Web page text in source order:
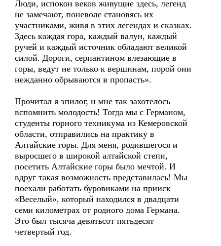
Люди, испокон веков живущие здесь, легенд
не замечают, поневоле становясь их
участниками, живя в этих легендах и сказках.
Здесь каждая гора, каждый валун, каждый
ручей и каждый источник обладают великой
силой. Дороги, серпантином влезающие в
горы, ведут не только к вершинам, порой они
нежданно обрываются в пропасть».
Прочитал я эпилог, и мне так захотелось
вспомнить молодость! Тогда мы с Германом,
студенты горного техникума из Кемеровской
области, отправились на практику в
Алтайские горы. Для меня, родившегося и
выросшего в широкой алтайской степи,
посетить Алтайские горы было мечтой. И
вдруг такая возможность представилась! Мы
поехали работать буровиками на прииск
«Веселый», который находился в двадцати
семи километрах от родного дома Германа.
Это был тысяча девятьсот пятьдесят
четвертый год.